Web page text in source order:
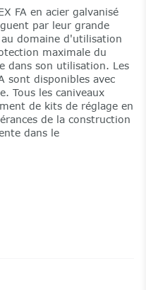
FA en acier galvanisé
par leur grande
domaine d'utilisation
maximale du
dans son utilisation. Les
sont disponibles avec
Tous les caniveaux
de kits de réglage en
de la construction
dans le